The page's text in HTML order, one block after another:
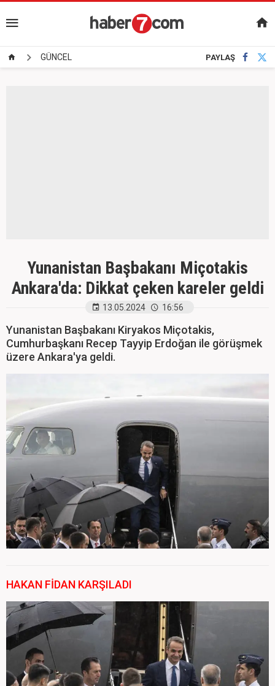
GÜNCEL PAYLAŞ
Yunanistan Başbakanı Miçotakis
Ankara'da: Dikkat çeken kareler geldi
13.05.2024 16:56
Yunanistan Başbakanı Kiryakos Miçotakis,
Cumhurbaşkanı Recep Tayyip Erdoğan ile görüşmek
üzere Ankara'ya geldi.
HAKAN FİDAN KARŞILADI